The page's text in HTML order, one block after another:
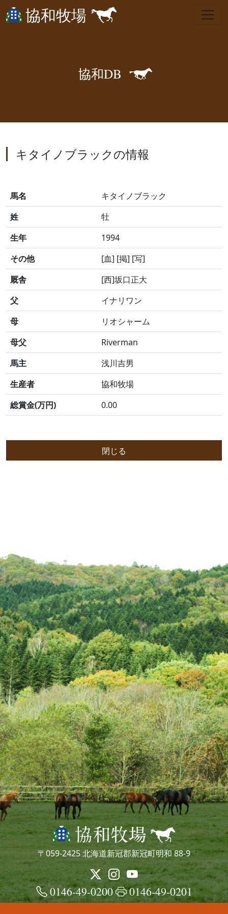
協和牧場
協和DB 🐎
キタイノブラックの情報
馬名
キタイノブラック
姓
牡
生年
1994
その他
[血] [掲] [写]
厩舎
[西]坂口正大
父
イナリワン
母
リオシャーム
母父
Riverman
馬主
浅川吉男
生産者
協和牧場
総賞金(万円)
0.00
閉じる
〒059-2425 北海道新冠郡新冠町明和 88-9
0146-49-0200 0146-49-0201